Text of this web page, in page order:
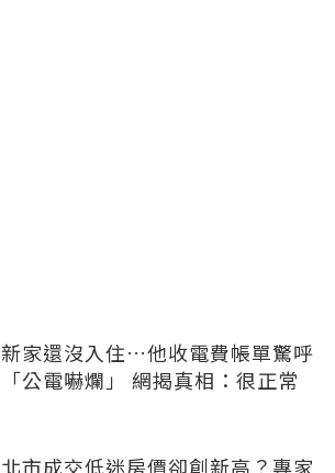
新家還沒入住…他收電費帳單驚呼
「公電嚇爛」 網揭真相：很正常
北市成交低迷房價卻創新高？專家